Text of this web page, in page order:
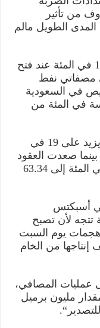
من تأثير
الطويل مالم
وصعدت أسعار النفط ما يربو على 15 في المئة عند فتح
مصفاتي نفط
في السعودية
في المئة من
وقفزت العقود الآجلة لخام برنت ما يزيد على 19 في
للبرميل بينما صعدت العقود
الآجلة للخام الأمريكي أكثر من 15 في المئة إلى 63.34
أسبكتس
تتجه لأن تصبح
هجمات يوم السبت
من الخام
عمليات المصافي،
مليون برميل